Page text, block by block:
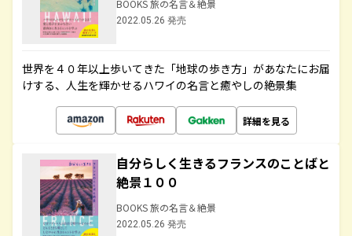
BOOKS 旅の名言＆絶景
2022.05.26 発売
世界を４０年以上歩いてきた「地球の歩き方」があなたにお届
けする、人生を輝かせるハワイの名言と癒やしの絶景集
詳細を見る
自分らしく生きるフランスのことばと
絶景１００
BOOKS 旅の名言＆絶景
2022.05.26 発売